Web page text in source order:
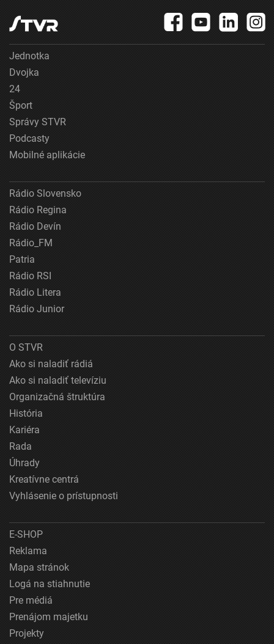
Jednotka
Dvojka
24
Šport
Správy STVR
Podcasty
Mobilné aplikácie
Rádio Slovensko
Rádio Regina
Rádio Devín
Rádio_FM
Patria
Rádio RSI
Rádio Litera
Rádio Junior
O STVR
Ako si naladiť rádiá
Ako si naladiť televíziu
Organizačná štruktúra
História
Kariéra
Rada
Úhrady
Kreatívne centrá
Vyhlásenie o prístupnosti
E-SHOP
Reklama
Mapa stránok
Logá na stiahnutie
Pre médiá
Prenájom majetku
Projekty